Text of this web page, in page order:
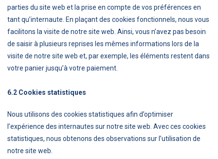
parties du site web et la prise en compte de vos préférences en
tant qu’internaute. En plaçant des cookies fonctionnels, nous vous
facilitons la visite de notre site web. Ainsi, vous n’avez pas besoin
de saisir à plusieurs reprises les mêmes informations lors de la
visite de notre site web et, par exemple, les éléments restent dans
votre panier jusqu’à votre paiement.
6.2 Cookies statistiques
Nous utilisons des cookies statistiques afin d’optimiser
l’expérience des internautes sur notre site web. Avec ces cookies
statistiques, nous obtenons des observations sur l’utilisation de
notre site web.